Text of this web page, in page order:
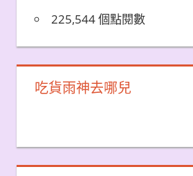
225,544 個點閱數
吃貨雨神去哪兒